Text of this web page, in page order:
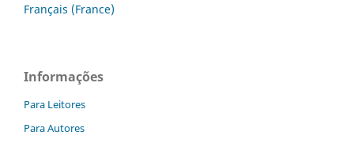
Français (France)
Informações
Para Leitores
Para Autores